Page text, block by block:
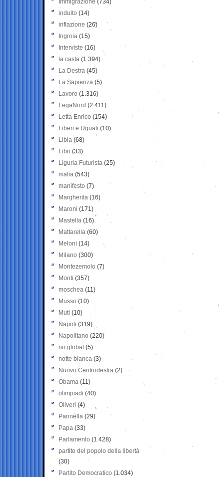
Immigrazione (734)
indulto (14)
inflazione (26)
Ingroia (15)
Interviste (16)
la casta (1.394)
La Destra (45)
La Sapienza (5)
Lavoro (1.316)
LegaNord (2.411)
Letta Enrico (154)
Liberi e Uguali (10)
Libia (68)
Libri (33)
Liguria Futurista (25)
mafia (543)
manifesto (7)
Margherita (16)
Maroni (171)
Mastella (16)
Mattarella (60)
Meloni (14)
Milano (300)
Montezemolo (7)
Monti (357)
moschea (11)
Musso (10)
Muti (10)
Napoli (319)
Napolitano (220)
no global (5)
notte bianca (3)
Nuovo Centrodestra (2)
Obama (11)
olimpiadi (40)
Oliveri (4)
Pannella (29)
Papa (33)
Parlamento (1.428)
partito del popolo della libertà
(30)
Partito Democratico (1.034)